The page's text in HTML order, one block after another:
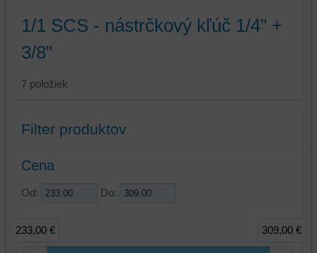
1/1 SCS - nástrčkový kľúč 1/4" +
3/8"
7 položiek
Filter produktov
Cena
Od: Do:
233,00 € 309,00 €